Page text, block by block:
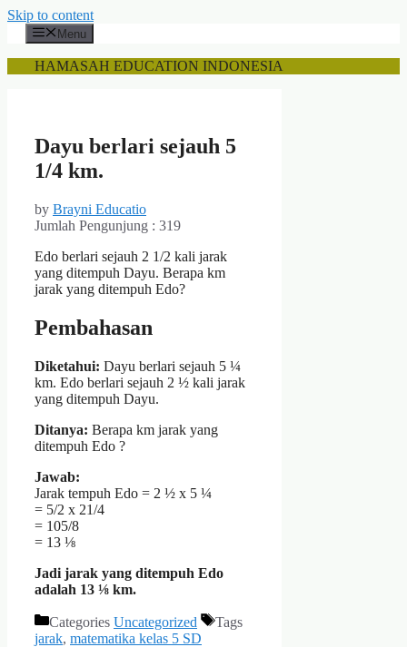
Skip to content
Menu
HAMASAH EDUCATION INDONESIA
Dayu berlari sejauh 5
1/4 km.
by Brayni Educatio
Jumlah Pengunjung : 319
Edo berlari sejauh 2 1/2 kali jarak
yang ditempuh Dayu. Berapa km
jarak yang ditempuh Edo?
Pembahasan
Diketahui: Dayu berlari sejauh 5 ¼
km. Edo berlari sejauh 2 ½ kali jarak
yang ditempuh Dayu.
Ditanya: Berapa km jarak yang
ditempuh Edo ?
Jawab:
Jarak tempuh Edo = 2 ½ x 5 ¼
= 5/2 x 21/4
= 105/8
= 13 ⅛
Jadi jarak yang ditempuh Edo
adalah 13 ⅛ km.
Categories Uncategorized
Tags
jarak, matematika kelas 5 SD